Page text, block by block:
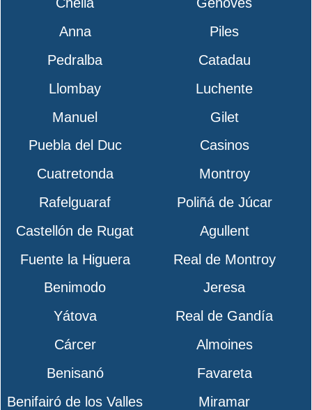
Anna
Piles
Pedralba
Catadau
Llombay
Luchente
Manuel
Gilet
Puebla del Duc
Casinos
Cuatretonda
Montroy
Rafelguaraf
Poliñá de Júcar
Castellón de Rugat
Agullent
Fuente la Higuera
Real de Montroy
Benimodo
Jeresa
Yátova
Real de Gandía
Cárcer
Almoines
Benisanó
Favareta
Benifairó de los Valles
Miramar